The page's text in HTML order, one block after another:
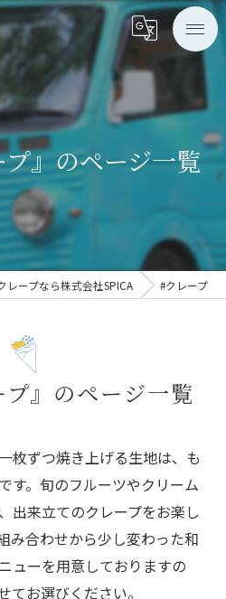
』のページ一覧
レープなら株式会社SPICA #クレープ
』のページ一覧
枚ずつ焼き上げる生地は、も
す。旬のフルーツやクリーム
出来立てのクレープをお楽し
み合わせから少し変わった和
ューを用意しておりますの
てお選びください。